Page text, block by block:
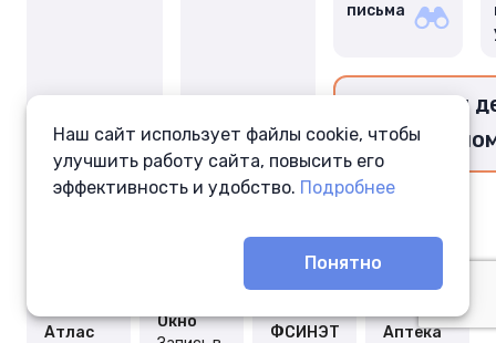
письма
Перевести
Атлас
Окно
ФСИНЭТ Аптека
Наш сайт использует файлы cookie, чтобы
улучшить работу сайта, повысить его
эффективность и удобство. Подробнее
Понятно